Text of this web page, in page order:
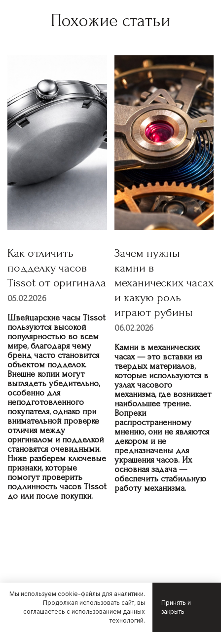
связаться с нами
Похожие статьи
Как отличить
подделку часов
Tissot от оригинала
05.02.2026
Швейцарские часы Tissot
пользуются высокой
популярностью во всем
мире, благодаря чему
бренд часто становится
объектом подделок.
Внешне копии могут
выглядеть убедительно,
особенно для
неподготовленного
покупателя, однако при
внимательной проверке
отличия между
оригиналом и подделкой
становятся очевидными.
Ниже разберем ключевые
признаки, которые
помогут проверить
подлинность часов Tissot
до или после покупки.
Зачем нужны
камни в
механических часах
и какую роль
играют рубины
06.02.2026
Камни в механических
часах — это вставки из
твердых материалов,
которые используются в
узлах часового
механизма, где возникает
наибольшее трение.
Вопреки
распространенному
мнению, они не являются
декором и не
предназначены для
украшения часов. Их
основная задача —
обеспечить стабильную
работу механизма.
Интересное
На нашем сайте
Мы используем cookie-файлы для аналитики.
Продолжая использовать сайт, вы
соглашаетесь с использованием данных
технологий.
Принять и
закрыть